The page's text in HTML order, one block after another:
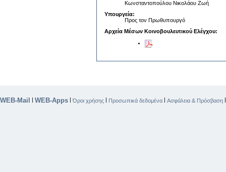
Κωνσταντοπούλου Νικολάου Ζωή
Υπουργεία:
Προς τον Πρωθυπουργό
Αρχεία Μέσων Κοινοβουλευτικού Ελέγχου:
WEB-Mail WEB-Apps |Όροι χρήσης Προσωπικά δεδομένα Ασφάλεια & Πρόσβαση